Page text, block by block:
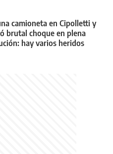
camioneta en Cipolletti y
brutal choque en plena
hay varios heridos